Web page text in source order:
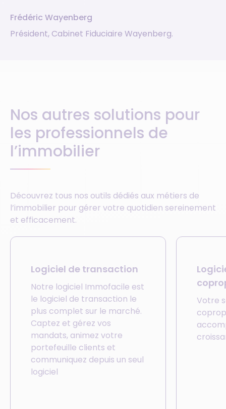
Frédéric Wayenberg
Président, Cabinet Fiduciaire Wayenberg.
Nos autres solutions pour
les professionnels de
l’immobilier
Découvrez tous nos outils dédiés aux métiers de
l’immobilier pour gérer votre quotidien sereinement
et efficacement.
Logiciel de transaction
Notre logiciel Immofacile est
le logiciel de transaction le
plus complet sur le marché.
Captez et gérez vos
mandats, animez votre
portefeuille clients et
communiquez depuis un seul
logiciel
Votre